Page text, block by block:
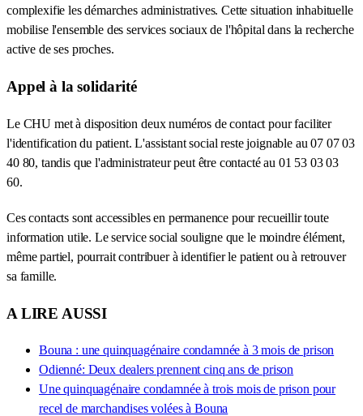
complexifie les démarches administratives. Cette situation inhabituelle
mobilise l'ensemble des services sociaux de l'hôpital dans la recherche
active de ses proches.
Appel à la solidarité
Le CHU met à disposition deux numéros de contact pour faciliter
l'identification du patient. L'assistant social reste joignable au 07 07 03
40 80, tandis que l'administrateur peut être contacté au 01 53 03 03
60.
Ces contacts sont accessibles en permanence pour recueillir toute
information utile. Le service social souligne que le moindre élément,
même partiel, pourrait contribuer à identifier le patient ou à retrouver
sa famille.
A LIRE AUSSI
Bouna : une quinquagénaire condamnée à 3 mois de prison
Odienné: Deux dealers prennent cinq ans de prison
Une quinquagénaire condamnée à trois mois de prison pour
recel de marchandises volées à Bouna